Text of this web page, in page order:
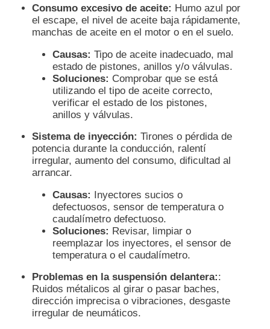
Consumo excesivo de aceite: Humo azul por
el escape, el nivel de aceite baja rápidamente,
manchas de aceite en el motor o en el suelo.
Causas: Tipo de aceite inadecuado, mal
estado de pistones, anillos y/o válvulas.
Soluciones: Comprobar que se está
utilizando el tipo de aceite correcto,
verificar el estado de los pistones,
anillos y válvulas.
Sistema de inyección: Tirones o pérdida de
potencia durante la conducción, ralentí
irregular, aumento del consumo, dificultad al
arrancar.
Causas: Inyectores sucios o
defectuosos, sensor de temperatura o
caudalímetro defectuoso.
Soluciones: Revisar, limpiar o
reemplazar los inyectores, el sensor de
temperatura o el caudalímetro.
Problemas en la suspensión delantera::
Ruidos métalicos al girar o pasar baches,
dirección imprecisa o vibraciones, desgaste
irregular de neumáticos.